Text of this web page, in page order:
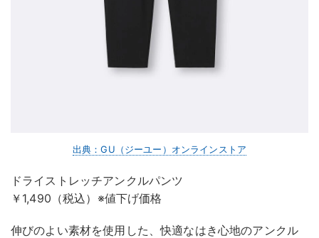
出典：GU（ジーユー）オンラインストア
ドライストレッチアンクルパンツ
￥1,490（税込）※値下げ価格
伸びのよい素材を使用した、快適なはき心地のアンクル